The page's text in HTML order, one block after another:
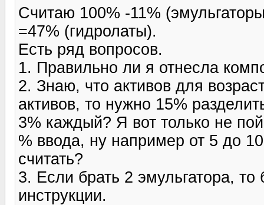
Считаю 100% -11%
=47% (гидролаты).
Есть ряд вопросов.
1. Правильно ли я отнесла
2. Знаю, что активов для
активов, то нужно 15%
3% каждый? Я вот только не
% ввода, ну например от 5 до
считать?
3. Если брать 2 эмульгатора,
инструкции.